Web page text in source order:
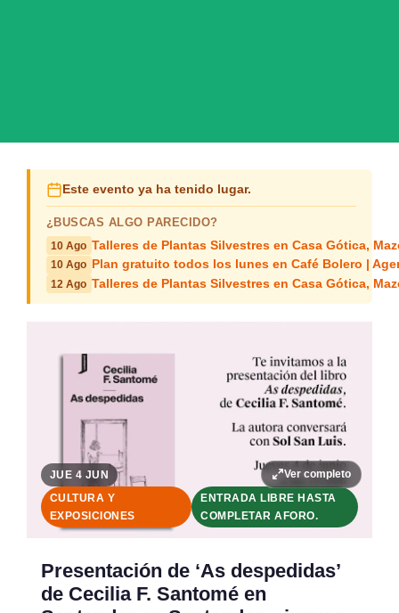
Este evento ya ha tenido lugar.
¿BUSCAS ALGO PARECIDO?
10 Ago Talleres de Plantas Silvestres en Casa Gótica,
10 Ago Plan gratuito todos los lunes en Café Bolero |
12 Ago Talleres de Plantas Silvestres en Casa Gótica,
Ver completo
JUE 4 JUN
CULTURA Y
EXPOSICIONES
ENTRADA LIBRE HASTA
COMPLETAR AFORO.
Presentación de ‘As despedidas’
de Cecilia F. Santomé en